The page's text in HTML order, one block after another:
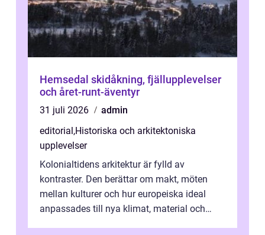
Hemsedal skidåkning, fjällupplevelser
och året-runt-äventyr
31 juli 2026
admin
editorial,Historiska och arkitektoniska
upplevelser
Kolonialtidens arkitektur är fylld av
kontraster. Den berättar om makt, möten
mellan kulturer och hur europeiska ideal
anpassades till nya klimat, material och